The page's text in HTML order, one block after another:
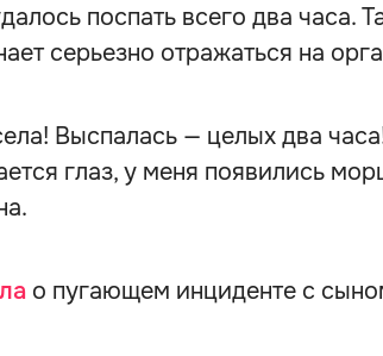
поспать всего два часа.
серьезно отражаться на
Выспалась — целых два
глаз, у меня появились
о пугающем инциденте с